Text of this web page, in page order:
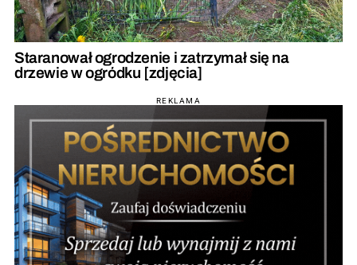
Staranował ogrodzenie i zatrzymał się na
drzewie w ogródku [zdjęcia]
REKLAMA